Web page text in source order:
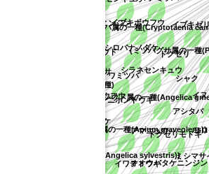
アメリカボウフウ属の不特定種)
イワミツバ
ドクゼリモドキ
ニホントウキ
イワテトウキ
エゾノヨロイグサ
ヨロ
ノダケ
シロバナノダケ
アマニュウ
(シシウド属の一種(Angelica
ハマウド
アシタバ
シラネセンキュウ
イシヅチボウフウ イヌ
(シシウド属の一種(Angelica sylvestris))
ウバタケニンジン
オオウバタケニンジン
シャク
(オランダミツバ属の一種(Apium graveolens))
ミシマサイ
ドクゼリ
センキュウ
(ミツバ属の一種(Cryptotaenia
イブキボウフウ
(ミツバグサ属の一種
ウマノミツバ
イブキゼリ